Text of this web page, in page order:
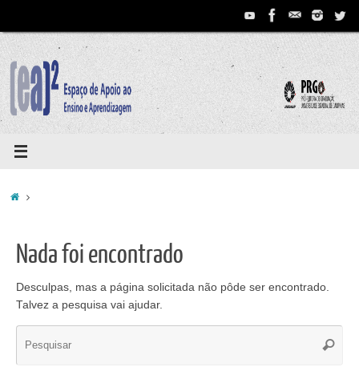
conteúdo
Home
Nada foi encontrado
Desculpas, mas a página solicitada não pôde ser encontrado.
Talvez a pesquisa vai ajudar.